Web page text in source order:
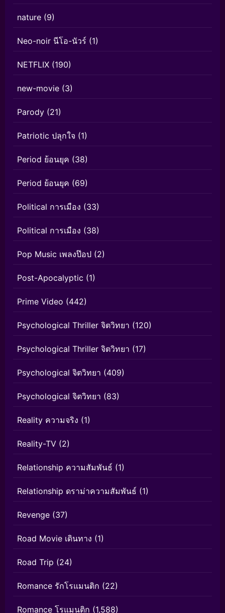
nature (9)
Neo-noir นีโอ-นัวร์ (1)
NETFLIX (190)
new-movie (3)
Parody (21)
Patriotic ปลุกใจ (1)
Period ย้อนยุค (38)
Period ย้อนยุค (69)
Political การเมือง (33)
Political การเมือง (38)
Pop Music เพลงป๊อป (2)
Post-Apocalyptic (1)
Prime Video (442)
Psychological Thriller จิตวิทยา (120)
Psychological Thriller จิตวิทยา (17)
Psychological จิตวิทยา (409)
Psychological จิตวิทยา (83)
Reality ความจริง (1)
Reality-TV (2)
Relationship ความสัมพันธ์ (1)
Relationship ดราม่าความสัมพันธ์ (1)
Revenge (37)
Road Movie เดินทาง (1)
Road Trip (24)
Romance รักโรแมนติก (22)
Romance โรแมนติก (1,588)